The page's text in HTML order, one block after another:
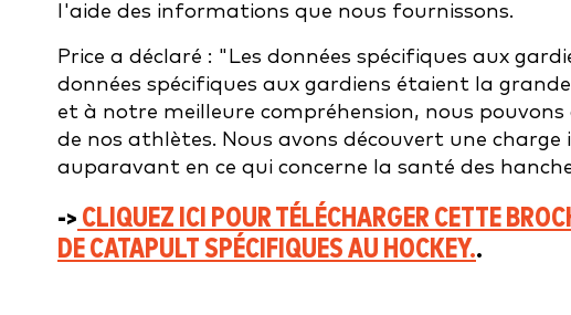
l'aide des informations que nous fournissons.
Price a déclaré : "Les données spécifiques aux
données spécifiques aux gardiens étaient la
et à notre meilleure compréhension, nous
de nos athlètes. Nous avons découvert une
auparavant en ce qui concerne la santé des
-> CLIQUEZ ICI POUR TÉLÉCHARGER CETTE
DE CATAPULT SPÉCIFIQUES AU HOCKEY..